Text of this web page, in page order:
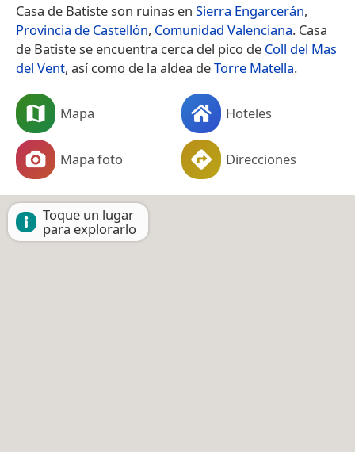
Casa de Batiste son ruinas en Sierra Engarcerán,
Provincia de Castellón, Comunidad Valenciana. Casa
de Batiste se encuentra cerca del pico de Coll del Mas
del Vent, así como de la aldea deTorre Matella.
Mapa Hoteles
Mapa foto Direcciones
Toque un lugar
para explorarlo